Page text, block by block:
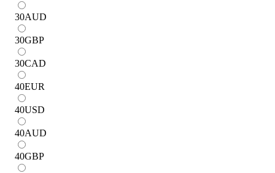
30AUD
30GBP
30CAD
40EUR
40USD
40AUD
40GBP